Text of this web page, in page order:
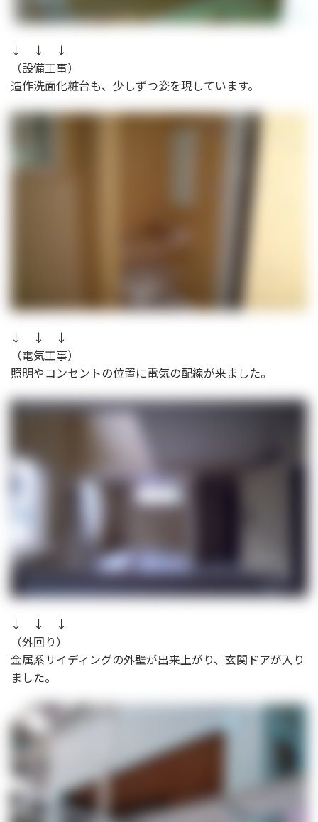
↓ ↓ ↓
（設備工事）
造作洗面化粧台も、少しずつ姿を現しています。
↓ ↓ ↓
（電気工事）
照明やコンセントの位置に電気の配線が来ました。
↓ ↓ ↓
（外回り）
金属系サイディングの外壁が出来上がり、玄関ドアが入り
ました。